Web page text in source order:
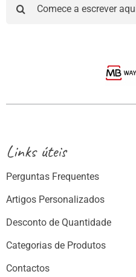
Links úteis
Perguntas Frequentes
Artigos Personalizados
Desconto de Quantidade
Categorias de Produtos
Contactos